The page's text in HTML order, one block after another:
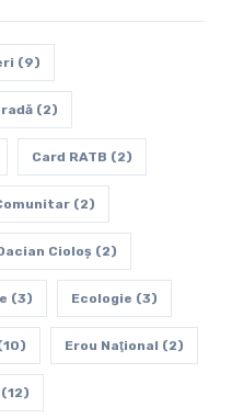
(9)
(2)
Card RATB (2)
(2)
Cioloș(2)
(3) Ecologie (3)
Erou Naţional (2)
(12)